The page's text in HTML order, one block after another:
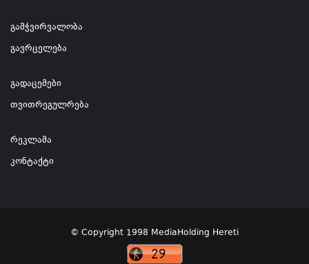
გამჭვირვალობა
გავრცელება
გადაცემები
თვითრეგულრება
რეკლამა
კონტაქტი
© Copyright 1998 MediaHolding Hereti